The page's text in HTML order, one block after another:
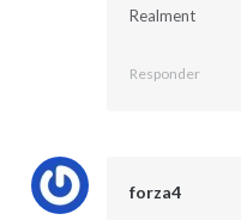
Realment
Responder
forza4